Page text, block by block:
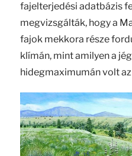
fajelterjedési adatbázis
megvizsgálták, hogy a
fajok mekkora része
klímán, mint amilyen a
hidegmaximumán volt